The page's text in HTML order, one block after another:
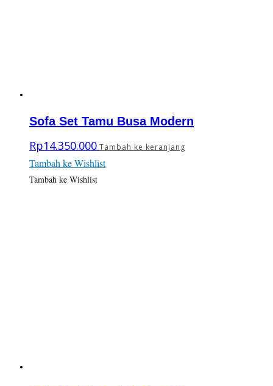
Sofa Set Tamu Busa Modern
Rp14.350.000 Tambah ke keranjang
Tambah ke Wishlist
Tambah ke Wishlist